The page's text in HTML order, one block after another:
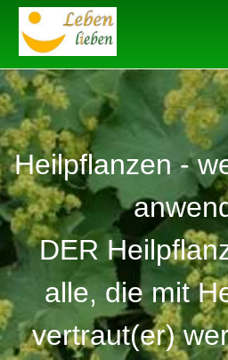
Heilpflanzen -
DER
alle, die mit
vertraut(er)